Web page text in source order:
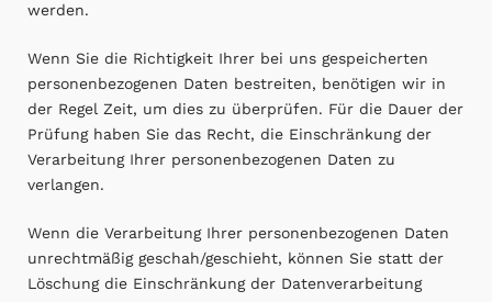
werden.
Wenn Sie die Richtigkeit Ihrer bei uns gespeicherten
personenbezogenen Daten bestreiten, benötigen wir in
der Regel Zeit, um dies zu überprüfen. Für die Dauer der
Prüfung haben Sie das Recht, die Einschränkung der
Verarbeitung Ihrer personenbezogenen Daten zu
verlangen.
Wenn die Verarbeitung Ihrer personenbezogenen Daten
unrechtmäßig geschah/geschieht, können Sie statt der
Löschung die Einschränkung der Datenverarbeitung